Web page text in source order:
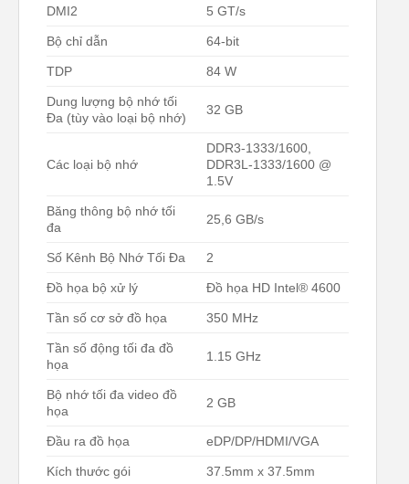
DMI2 5 GT/s
Bộ chỉ dẫn 64-bit
TDP 84 W
Dung lượng bộ nhớ tối
Đa (tùy vào loại bộ nhớ)
32 GB
Các loại bộ nhớ
DDR3-1333/1600,
DDR3L-1333/1600 @
1.5V
Băng thông bộ nhớ tối
đa
25,6 GB/s
Số Kênh Bộ Nhớ Tối Đa 2
Đồ họa bộ xử lý Đồ họa HD Intel® 4600
Tần số cơ sở đồ họa 350 MHz
Tần số động tối đa đồ
họa
1.15 GHz
Bộ nhớ tối đa video đồ
họa
2 GB
Đầu ra đồ họa eDP/DP/HDMI/VGA
Kích thước gói 37.5mm x 37.5mm